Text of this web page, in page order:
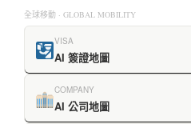
全球移動 · GLOBAL MOBILITY
VISA
AI 簽證地圖
COMPANY
AI 公司地圖